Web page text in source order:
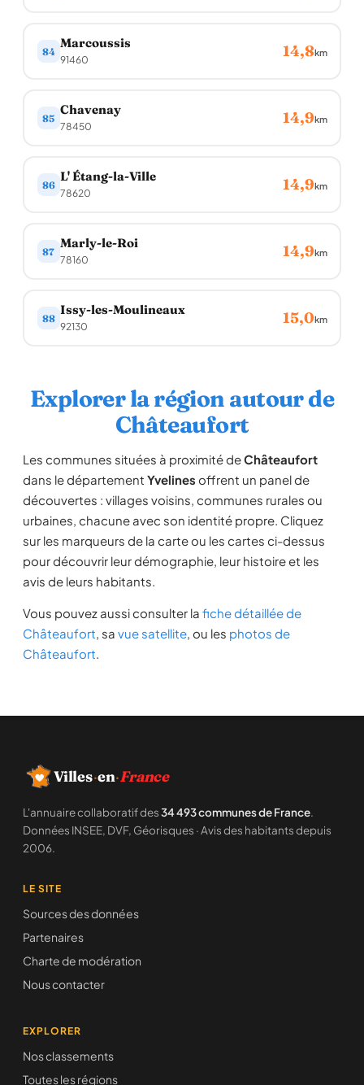
84
Marcoussis
91460 14,8km
85
Chavenay
78450 14,9km
86
L' Étang-la-Ville
78620 14,9km
87
Marly-le-Roi
78160 14,9km
88
Issy-les-Moulineaux
92130 15,0km
Explorer la région autour de
Châteaufort
Les communes situées à proximité deChâteaufort
dans le département Yvelines offrent un panel de
découvertes : villages voisins, communes rurales ou
urbaines, chacune avec son identité propre. Cliquez
sur les marqueurs de la carte ou les cartes ci-dessus
pour découvrir leur démographie, leur histoire et les
avis de leurs habitants.
Vous pouvez aussi consulter la fiche détaillée de
Châteaufort, sa vue satellite, ou les photos de
Châteaufort.
Villes·en·France
L'annuaire collaboratif des34 493 communes de France.
Données INSEE, DVF, Géorisques · Avis des habitants depuis
2006.
LE SITE
Sources des données
Partenaires
Charte de modération
Nous contacter
EXPLORER
Nos classements
Toutes les régions